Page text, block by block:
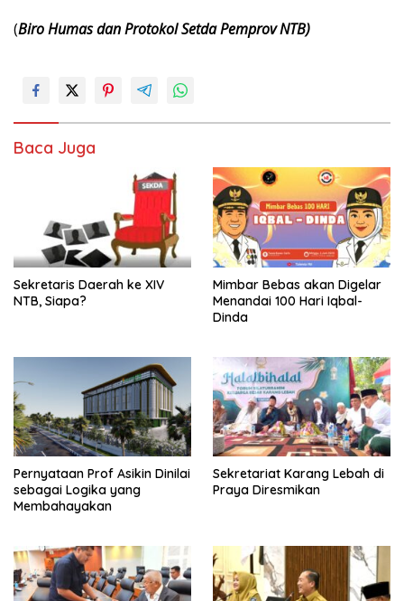
(Biro Humas dan Protokol Setda Pemprov NTB)
Baca Juga
Sekretaris Daerah ke XIV
NTB, Siapa?
Mimbar Bebas akan Digelar
Menandai 100 Hari Iqbal-
Dinda
Pernyataan Prof Asikin Dinilai
sebagai Logika yang
Membahayakan
Sekretariat Karang Lebah di
Praya Diresmikan